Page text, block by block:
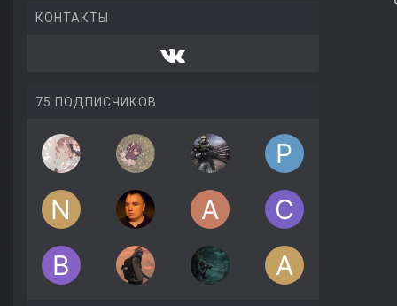
КОНТАКТЫ
75 ПОДПИСЧИКОВ